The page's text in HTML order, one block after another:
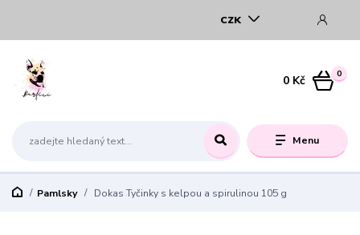
Menu
CZK
0
0 Kč
Pamlsky Dokas Tyčinky s kelpou a spirulinou 105 g